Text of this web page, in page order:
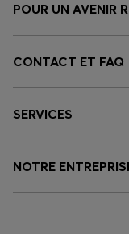
POUR UN AVENIR
CONTACT ET FAQ
SERVICES
NOTRE